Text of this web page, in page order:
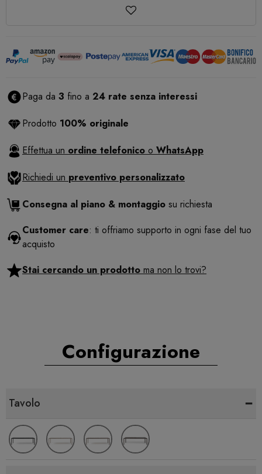
Paga da 3 fino a 24 rate senza interessi
Prodotto 100% originale
Effettua un ordine telefonico o WhatsApp
Richiedi un preventivo personalizzato
Consegna al piano & montaggio su richiesta
Customer care: ti offriamo supporto in ogni fase del tuo
acquisto
Stai cercando un prodotto ma non lo trovi?
Configurazione
Tavolo -